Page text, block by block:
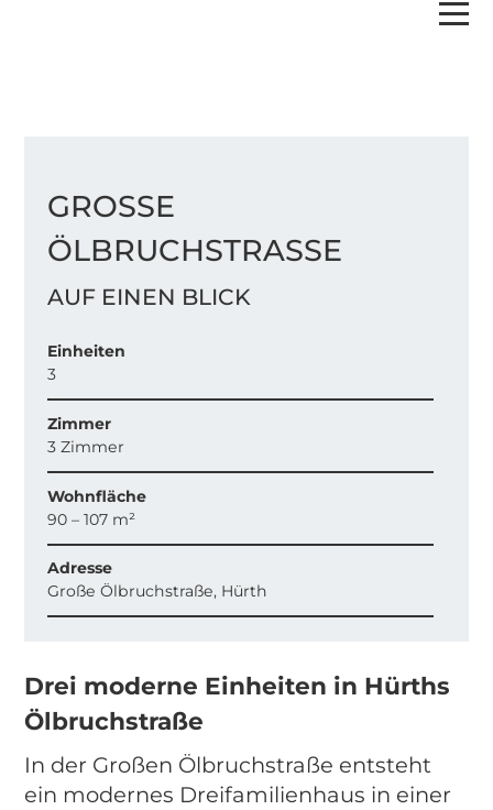
GROSSE Ö
LBRUCHSTRASSE
AUF EINEN BLICK
Einheiten
3
Zimmer
3 Zimmer
Wohnfläche
90 – 107 m²
Adresse
Große Ölbruchstraße, Hürth
Drei moderne Einheiten in Hürths
Ölbruchstraße
In der Großen Ölbruchstraße entsteht
ein modernes Dreifamilienhaus in einer